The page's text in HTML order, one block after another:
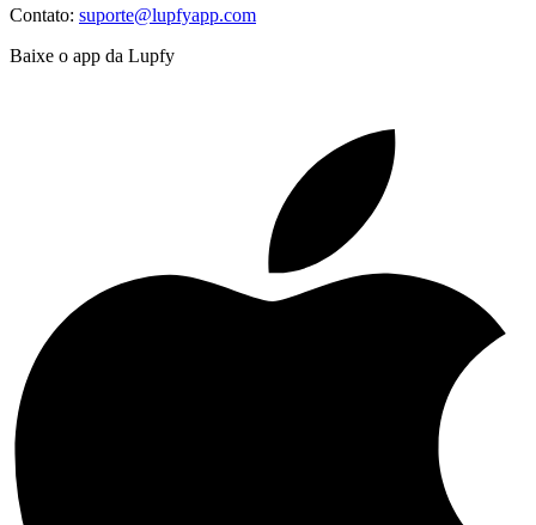
Contato: suporte@lupfyapp.com
Baixe o app da Lupfy